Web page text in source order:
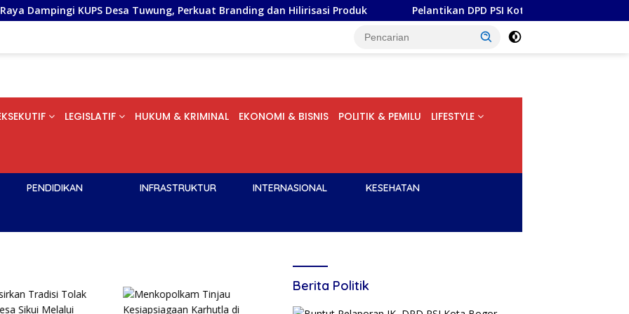
Desa Tuwung, Perkuat Branding dan Hilirisasi Produk Pelantikan DPD PSI Kota Bogor, STS: Yang Dibutuhkan
LEGISLATIF HUKUM & KRIMINAL EKONOMI & BISNIS POLITIK & PEMILU LIFESTYLE
PENDIDIKAN INFRASTRUKTUR INTERNASIONAL KESEHATAN
Berita Politik